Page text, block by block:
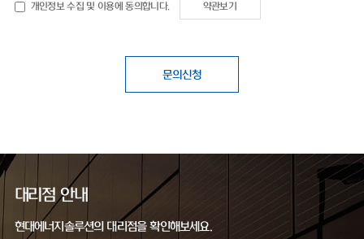
개인정보 수집 및 이용에 동의합니다. 약관보기
문의신청
대리점 안내
현대에너지솔루션의 대리점을 확인해보세요.